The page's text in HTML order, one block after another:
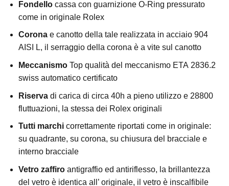
Fondellocassa con guarnizione O-Ring pressurato
come in originale Rolex
Coronae canotto della tale realizzata in acciaio 904
AISI L, il serraggio della corona è a vite sul canotto
MeccanismoTop qualità del meccanismo ETA 2836.2
swiss automatico certificato
Riservadi carica di circa 40h a pieno utilizzo e 28800
fluttuazioni, la stessa dei Rolex originali
Tutti marchi correttamente riportati come in originale:
su quadrante, su corona, su chiusura del bracciale e
interno bracciale
Vetro zaffiroantigraffio ed antiriflesso, la brillantezza
del vetro è identica all’ originale, il vetro è inscalfibile